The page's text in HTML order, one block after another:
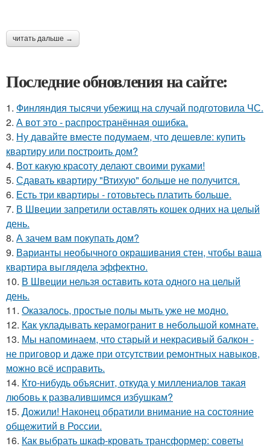
читать дальше →
Последние обновления на сайте:
1. Финляндия тысячи убежищ на случай подготовила ЧС.
2. А вот это - распространённая ошибка.
3. Ну давайте вместе подумаем, что дешевле: купить
квартиру или построить дом?
4. Вот какую красоту делают своими руками!
5. Сдавать квартиру "Втихую" больше не получится.
6. Есть три квартиры - готовьтесь платить больше.
7. В Швеции запретили оставлять кошек одних на целый
день.
8. А зачем вам покупать дом?
9. Варианты необычного окрашивания стен, чтобы ваша
квартира выглядела эффектно.
10. В Швеции нельзя оставить кота одного на целый
день.
11. Оказалось, простые полы мыть уже не модно.
12. Как укладывать керамогранит в небольшой комнате.
13. Мы напоминаем, что старый и некрасивый балкон -
не приговор и даже при отсутствии ремонтных навыков,
можно всё исправить.
14. Кто-нибудь объяснит, откуда у миллениалов такая
любовь к развалившимся избушкам?
15. Дожили! Наконец обратили внимание на состояние
общежитий в России.
16. Как выбрать шкаф-кровать трансформер: советы